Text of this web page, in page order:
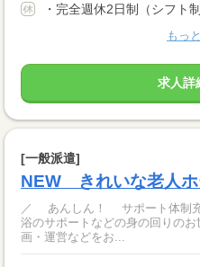
・完全週休2日制（シフト
もっ
求人詳
[一般派遣]
NEW きれいな老人ホ
／ あんしん！ サポート体制充実！ ＼ 介護施設に
浴のサポートなどの身の回りの
画・運営などをお...